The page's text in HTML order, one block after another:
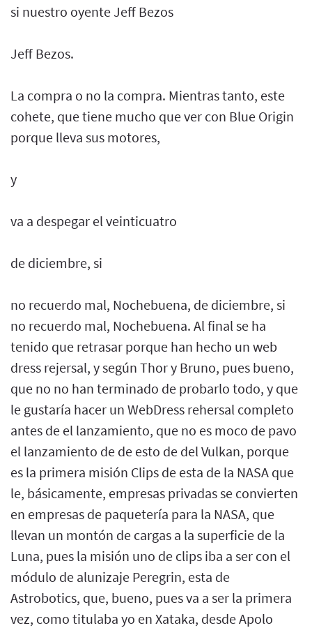
si nuestro oyente Jeff Bezos
Jeff Bezos.
La compra o no la compra. Mientras tanto, este
cohete, que tiene mucho que ver con Blue Origin
porque lleva sus motores,
y
va a despegar el veinticuatro
de diciembre, si
no recuerdo mal, Nochebuena, de diciembre, si
no recuerdo mal, Nochebuena. Al final se ha
tenido que retrasar porque han hecho un web
dress rejersal, y según Thor y Bruno, pues bueno,
que no no han terminado de probarlo todo, y que
le gustaría hacer un WebDress rehersal completo
antes de el lanzamiento, que no es moco de pavo
el lanzamiento de de esto de del Vulkan, porque
es la primera misión Clips de esta de la NASA que
le, básicamente, empresas privadas se convierten
en empresas de paquetería para la NASA, que
llevan un montón de cargas a la superficie de la
Luna, pues la misión uno de clips iba a ser con el
módulo de alunizaje Peregrin, esta de
Astrobotics, que, bueno, pues va a ser la primera
vez, como titulaba yo en Xataka, desde Apolo